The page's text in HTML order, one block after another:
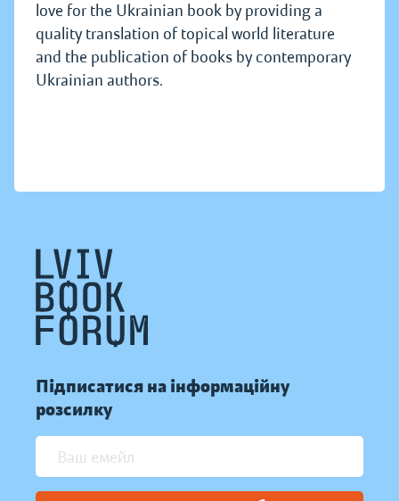
love for the Ukrainian book by providing a
quality translation of topical world literature
and the publication of books by contemporary
Ukrainian authors.
Підписатися на інформаційну
розсилку